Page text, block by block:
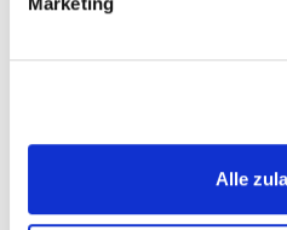
Alle
T
Gewicht : 1,78 kg